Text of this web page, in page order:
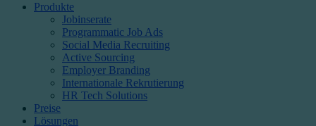
Produkte
Jobinserate
Programmatic Job Ads
Social Media Recruiting
Active Sourcing
Employer Branding
Internationale Rekrutierung
HR Tech Solutions
Preise
Lösungen